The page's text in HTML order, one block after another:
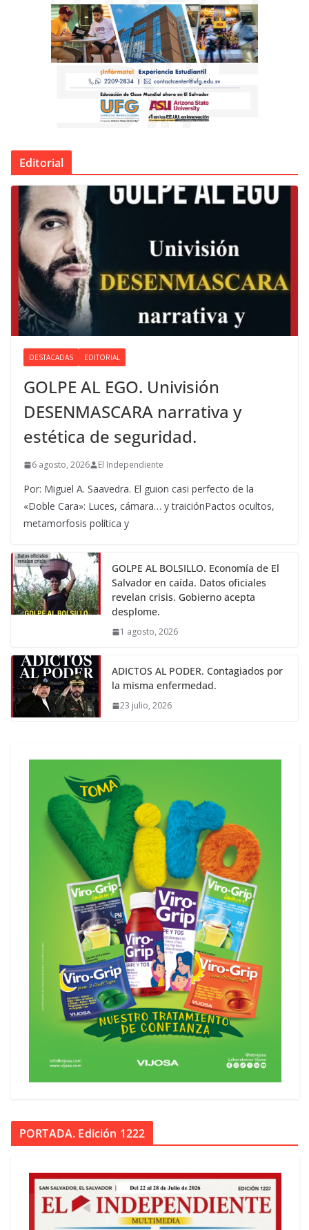
Editorial
DESTACADAS EDITORIAL
GOLPE AL EGO. Univisión
DESENMASCARA narrativa y
estética de seguridad.
6 agosto, 2026 El Independiente
Por: Miguel A. Saavedra. El guion casi perfecto de la
«Doble Cara»: Luces, cámara… y traiciónPactos ocultos,
metamorfosis política y
GOLPE AL BOLSILLO. Economía de El
Salvador en caída. Datos oficiales
revelan crisis. Gobierno acepta
desplome.
1 agosto, 2026
ADICTOS AL PODER. Contagiados por
la misma enfermedad.
23 julio, 2026
PORTADA. Edición 1222